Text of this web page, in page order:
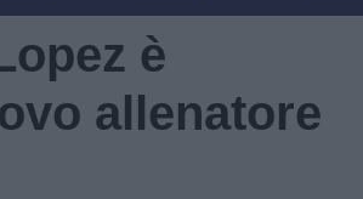
è
allenatore